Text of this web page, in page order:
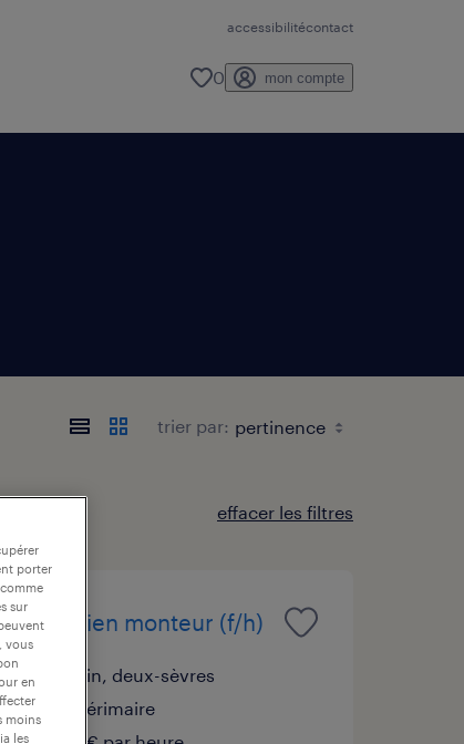
accessibilitécontact
0 mon compte
trier par:
effacer les filtres
monteur (f/h)
saint-lin, deux-sèvres
cdi intérimaire
porter
sur
vous
en
moins
les